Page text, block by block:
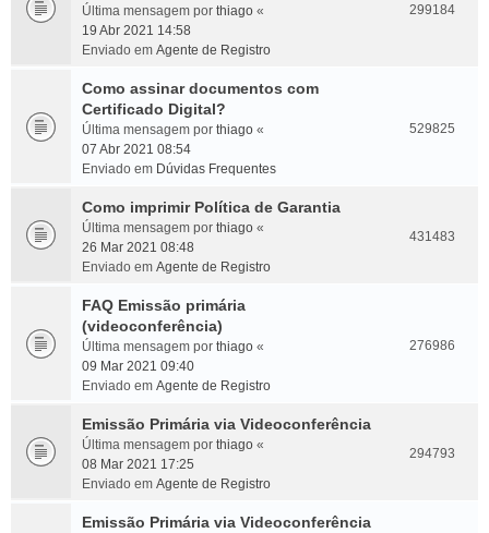
Última mensagem por thiago «
19 Abr 2021 14:58
Enviado em Agente de Registro
299184
Como assinar documentos com
Certificado Digital?
Última mensagem por thiago «
07 Abr 2021 08:54
Enviado em Dúvidas Frequentes
529825
Como imprimir Política de Garantia
Última mensagem por thiago «
26 Mar 2021 08:48
Enviado em Agente de Registro
431483
FAQ Emissão primária
(videoconferência)
Última mensagem por thiago «
09 Mar 2021 09:40
Enviado em Agente de Registro
276986
Emissão Primária via Videoconferência
Última mensagem por thiago «
08 Mar 2021 17:25
Enviado em Agente de Registro
294793
Emissão Primária via Videoconferência